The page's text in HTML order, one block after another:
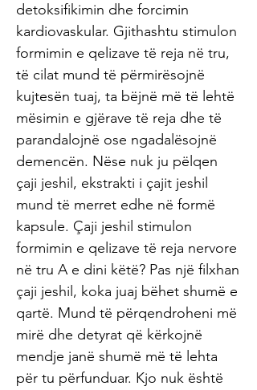
detoksifikimin dhe forcimin
kardiovaskular. Gjithashtu stimulon
formimin e qelizave të reja në tru,
të cilat mund të përmirësojnë
kujtesën tuaj, ta bëjnë më të lehtë
mësimin e gjërave të reja dhe të
parandalojnë ose ngadalësojnë
demencën. Nëse nuk ju pëlqen
çaji jeshil, ekstrakti i çajit jeshil
mund të merret edhe në formë
kapsule. Çaji jeshil stimulon
formimin e qelizave të reja nervore
në tru A e dini këtë? Pas një filxhan
çaji jeshil, koka juaj bëhet shumë e
qartë. Mund të përqendroheni më
mirë dhe detyrat që kërkojnë
mendje janë shumë më të lehta
për tu përfunduar. Kjo nuk është